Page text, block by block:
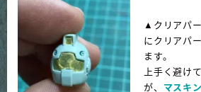
▲クリアパ
にクリアパ
ます。
上手く避け
が、 マスキ